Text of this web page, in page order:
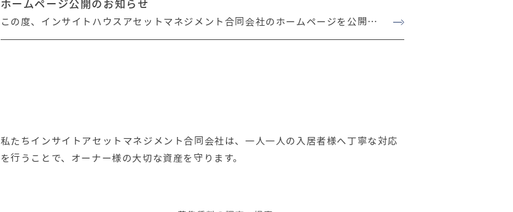
ホームページ公開のお知らせ
この度、インサイトハウスアセットマネジメント合同会社のホームページを公開い
してまいります。 今後も変わらぬご愛顧のほどよろしくお願いいたします。
私たちインサイトアセットマネジメント合同会社は、一人一人の入居者様へ丁寧な対応
を行うことで、オーナー様の大切な資産を守ります。